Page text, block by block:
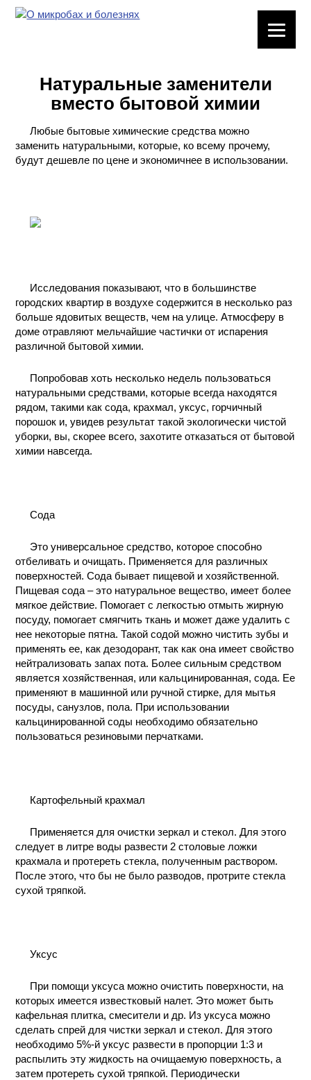
ХИМИЧЕСКАЯ
ПОСУДА
ФАКТОРЫ
ТЕХНОЛОГИЯ
Натуральные заменители
вместо бытовой химии
Любые бытовые химические средства можно
заменить натуральными, которые, ко всему прочему,
будут дешевле по цене и экономичнее в использовании.
Исследования показывают, что в большинстве
городских квартир в воздухе содержится в несколько раз
больше ядовитых веществ, чем на улице. Атмосферу в
доме отравляют мельчайшие частички от испарения
различной бытовой химии.
Попробовав хоть несколько недель пользоваться
натуральными средствами, которые всегда находятся
рядом, такими как сода, крахмал, уксус, горчичный
порошок и, увидев результат такой экологически чистой
уборки, вы, скорее всего, захотите отказаться от бытовой
химии навсегда.
Сода
Это универсальное средство, которое способно
отбеливать и очищать. Применяется для различных
поверхностей. Сода бывает пищевой и хозяйственной.
Пищевая сода – это натуральное вещество, имеет более
мягкое действие. Помогает с легкостью отмыть жирную
посуду, помогает смягчить ткань и может даже удалить с
нее некоторые пятна. Такой содой можно чистить зубы и
применять ее, как дезодорант, так как она имеет свойство
нейтрализовать запах пота. Более сильным средством
является хозяйственная, или кальцинированная, сода. Ее
применяют в машинной или ручной стирке, для мытья
посуды, санузлов, пола. При использовании
кальцинированной соды необходимо обязательно
пользоваться резиновыми перчатками.
Картофельный крахмал
Применяется для очистки зеркал и стекол. Для этого
следует в литре воды развести 2 столовые ложки
крахмала и протереть стекла, полученным раствором.
После этого, что бы не было разводов, протрите стекла
сухой тряпкой.
Уксус
При помощи уксуса можно очистить поверхности, на
которых имеется известковый налет. Это может быть
кафельная плитка, смесители и др. Из уксуса можно
сделать спрей для чистки зеркал и стекол. Для этого
необходимо 5%-й уксус развести в пропорции 1:3 и
распылить эту жидкость на очищаемую поверхность, а
затем протереть сухой тряпкой. Периодически